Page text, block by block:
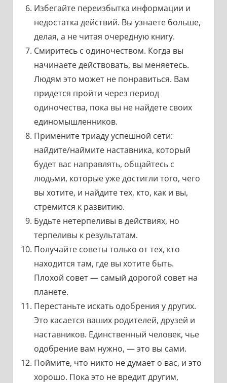
Избегайте переизбытка информации и
недостатка действий. Вы узнаете больше,
делая, а не читая очередную книгу.
Смиритесь с одиночеством. Когда вы
начинаете действовать, вы меняетесь.
Людям это может не понравиться. Вам
придется пройти через период
одиночества, пока вы не найдете своих
единомышленников.
Примените триаду успешной сети:
найдите/наймите наставника, который
будет вас направлять, общайтесь с
людьми, которые уже достигли того, чего
вы хотите, и найдите тех, кто, как и вы,
стремится к развитию.
Будьте нетерпеливы в действиях, но
терпеливы к результатам.
Получайте советы только от тех, кто
находится там, где вы хотите быть.
Плохой совет — самый дорогой совет на
планете.
Перестаньте искать одобрения у других.
Это касается ваших родителей, друзей и
наставников. Единственный человек, чье
одобрение вам нужно, — это вы сами.
Поймите, что никто не думает о вас, и это
хорошо. Пока это не вредит другим,